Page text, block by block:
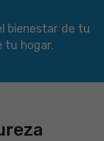
bienestar de tu
tu hogar.